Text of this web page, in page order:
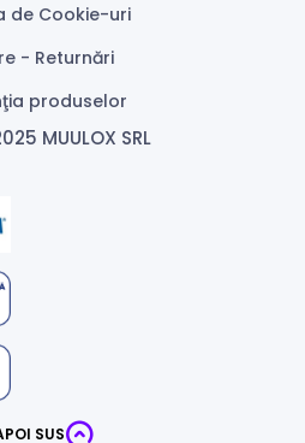
de Cookie-uri
- Returnări
produselor
MUULOX SRL
SUS